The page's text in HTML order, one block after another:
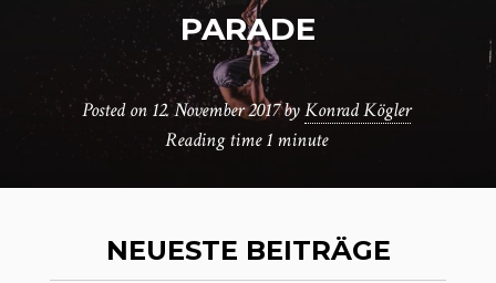
PARADE
Posted on 12. November 2017byKonrad Kögler
Reading time1 minute
NEUESTE BEITRÄGE